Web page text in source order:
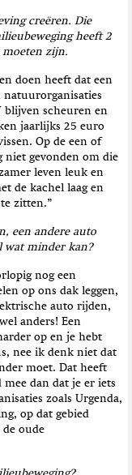
creëren. Die
heeft 2
moeten zijn.
doen heeft dat een
natuurorganisaties
blijven scheuren en
jaarlijks 25 euro
Op de een of
niet gevonden om die
leven leuk en
de kachel laag en
zitten.”
een andere auto
wat minder kan?
nog een
op ons dak leggen,
auto rijden,
anders! Een
op en je hebt
nee ik denk niet dat
moet. Dat heeft
mee dan dat je er iets
zoals Urgenda,
op dat gebied
oude